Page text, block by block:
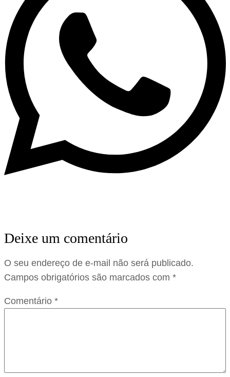
Deixe um comentário
O seu endereço de e-mail não será publicado.
Campos obrigatórios são marcados com *
Comentário *